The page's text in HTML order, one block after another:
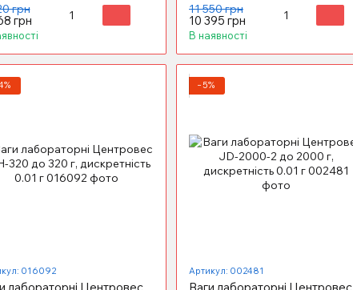
грн
грн
11 550 грн
10 395 грн
В наявності
016092
−5%
Артикул: 002481